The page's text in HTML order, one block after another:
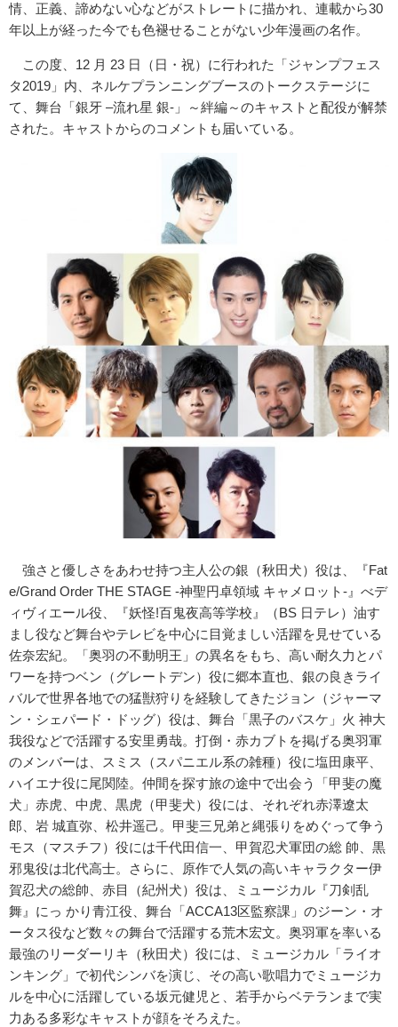
情、正義、諦めない心などがストレートに描かれ、連載から30
年以上が経った今でも色褪せることがない少年漫画の名作。
この度、12 月 23 日（日・祝）に行われた「ジャンプフェス
タ2019」内、ネルケプランニングブースのトークステージに
て、舞台「銀牙 –流れ星 銀-」～絆編～のキャストと配役が解禁
された。キャストからのコメントも届いている。
強さと優しさをあわせ持つ主人公の銀（秋田犬）役は、『Fat
e/Grand Order THE STAGE -神聖円卓領域 キャメロット-』べデ
ィヴィエール役、『妖怪!百鬼夜高等学校』（BS 日テレ）油す
まし役など舞台やテレビを中心に目覚ましい活躍を見せている
佐奈宏紀。「奥羽の不動明王」の異名をもち、高い耐久力とパ
ワーを持つベン（グレートデン）役に郷本直也、銀の良きライ
バルで世界各地での猛獣狩りを経験してきたジョン（ジャーマ
ン・シェパード・ドッグ）役は、舞台「黒子のバスケ」火 神大
我役などで活躍する安里勇哉。打倒・赤カブトを掲げる奥羽軍
のメンバーは、スミス（スパニエル系の雑種）役に塩田康平、
ハイエナ役に尾関陸。仲間を探す旅の途中で出会う「甲斐の魔
犬」赤虎、中虎、黒虎（甲斐犬）役には、それぞれ赤澤遼太
郎、岩 城直弥、松井遥己。甲斐三兄弟と縄張りをめぐって争う
モス（マスチフ）役には千代田信一、甲賀忍犬軍団の総 帥、黒
邪鬼役は北代高士。さらに、原作で人気の高いキャラクター伊
賀忍犬の総帥、赤目（紀州犬）役は、ミュージカル『刀剣乱
舞』にっ かり青江役、舞台「ACCA13区監察課」のジーン・オ
ータス役など数々の舞台で活躍する荒木宏文。奥羽軍を率いる
最強のリーダーリキ（秋田犬）役には、ミュージカル「ライオ
ンキング」で初代シンバを演じ、その高い歌唱力でミュージカ
ルを中心に活躍している坂元健児と、若手からベテランまで実
力ある多彩なキャストが顔をそろえた。